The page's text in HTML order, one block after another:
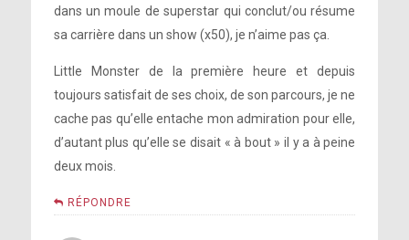
dans un moule de superstar qui conclut/ou résume
sa carrière dans un show (x50), je n’aime pas ça.
Little Monster de la première heure et depuis
toujours satisfait de ses choix, de son parcours, je ne
cache pas qu’elle entache mon admiration pour elle,
d’autant plus qu’elle se disait « à bout » il y a à peine
deux mois.
RÉPONDRE